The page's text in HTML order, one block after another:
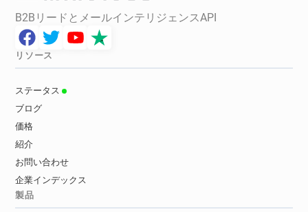
B2BリードとメールインテリジェンスAPI
リソース
ステータス
ブログ
価格
紹介
お問い合わせ
企業インデックス
製品